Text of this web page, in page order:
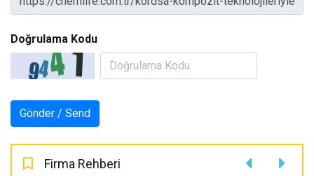
Doğrulama Kodu
Firma Rehberi